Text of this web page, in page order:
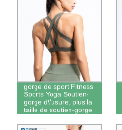
Logo personnalisé
respirante Soutien-
gorge de sport Fitness
Sports Yoga Soutien-
gorge d\'usure, plus la
taille de soutien-gorge
femmes